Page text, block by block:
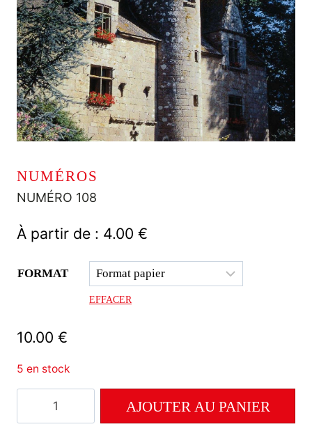
NUMÉROS
NUMÉRO 108
À partir de : 4.00 €
FORMAT
EFFACER
10.00 €
5 en stock
AJOUTER AU PANIER